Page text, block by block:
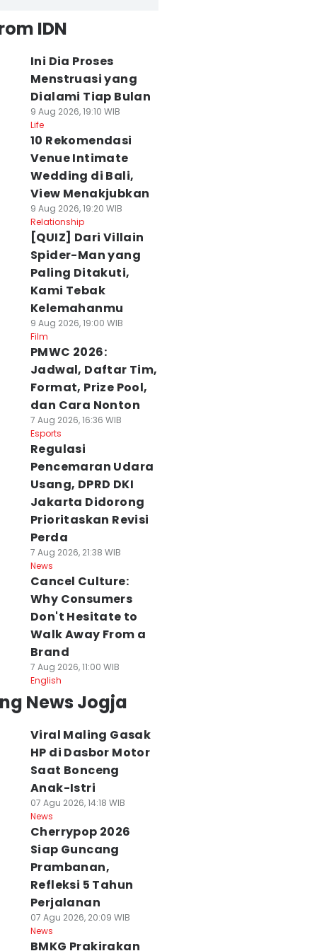
IDN
Ini Dia Proses
Menstruasi yang
Dialami Tiap Bulan
9 Aug 2026, 19:10 WIB
Life
10 Rekomendasi
Venue Intimate
Wedding di Bali,
View Menakjubkan
9 Aug 2026, 19:20 WIB
Relationship
[QUIZ] Dari Villain
Spider-Man yang
Paling Ditakuti,
Kami Tebak
Kelemahanmu
9 Aug 2026, 19:00 WIB
Film
PMWC 2026:
Jadwal, Daftar Tim,
Format, Prize Pool,
dan Cara Nonton
7 Aug 2026, 16:36 WIB
Esports
Regulasi
Pencemaran Udara
Usang, DPRD DKI
Jakarta Didorong
Prioritaskan Revisi
Perda
7 Aug 2026, 21:38 WIB
News
Cancel Culture:
Why Consumers
Don't Hesitate to
Walk Away From a
Brand
7 Aug 2026, 11:00 WIB
English
News Jogja
Viral Maling Gasak
HP di Dasbor Motor
Saat Bonceng
Anak-Istri
07 Agu 2026, 14:18 WIB
News
Cherrypop 2026
Siap Guncang
Prambanan,
Refleksi 5 Tahun
Perjalanan
07 Agu 2026, 20:09 WIB
News
BMKG Prakirakan